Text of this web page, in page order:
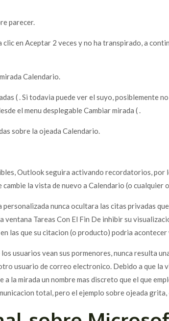
parecer.
en Aceptar 2 veces y no ha transpirado, a
Calendario.
( . Si todavia puede ver el suyo, posiblemente
el menu desplegable Cambiar mirada ( .
sobre la ojeada Calendario.
Outlook seguira activando recordatorios, por
la vista de nuevo a Calendario (o cualquier
nunca ocultara las citas privadas
ventana Tareas Con El Fin De inhibir su
las que su citacion (o producto) podria acontecer
usuarios vean sus pormenores, nunca resulta
usuario de correo electronico. Debido a que la
la mirada un nombre mas discreto que el que
total, pero el ejemplo sobre ojeada grita,